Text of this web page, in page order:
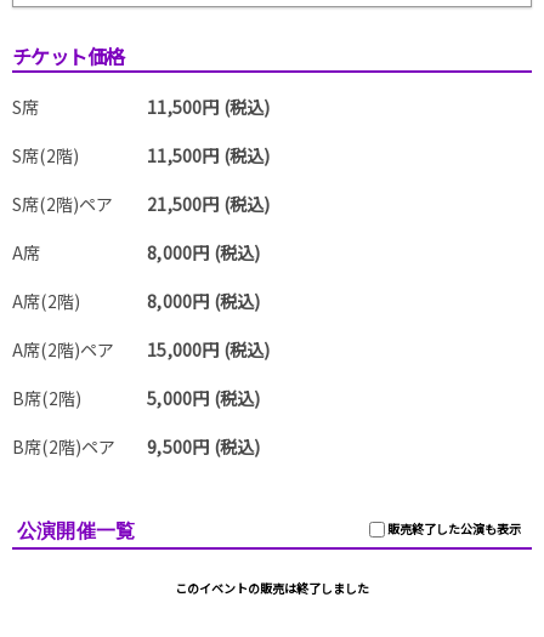
チケット価格
S席
11,500円 (税込)
S席(2階)
11,500円 (税込)
S席(2階)ペア
21,500円 (税込)
A席
8,000円 (税込)
A席(2階)
8,000円 (税込)
A席(2階)ペア
15,000円 (税込)
B席(2階)
5,000円 (税込)
B席(2階)ペア
9,500円 (税込)
販売終了した公演も表示
公演開催一覧
このイベントの販売は終了しました